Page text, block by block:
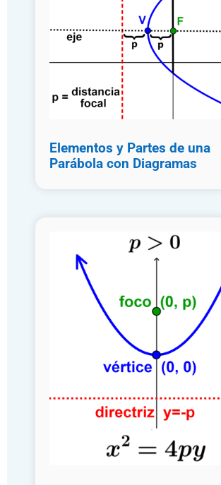
Elementos y Partes de una
Parábola con Diagramas